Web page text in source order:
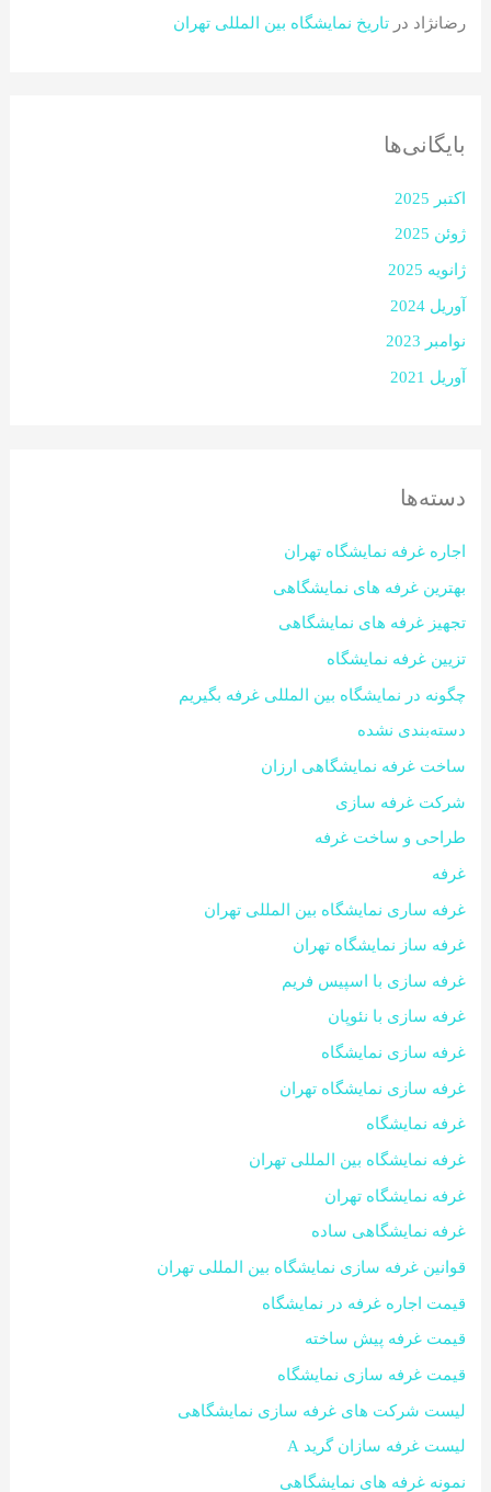
رضانژاد درتاریخ نمایشگاه بین المللی تهران
بایگانی‌ها
اکتبر 2025
ژوئن 2025
ژانویه 2025
آوریل 2024
نوامبر 2023
آوریل 2021
دسته‌ها
اجاره غرفه نمایشگاه تهران
بهترین غرفه های نمایشگاهی
تجهیز غرفه های نمایشگاهی
تزیین غرفه نمایشگاه
چگونه در نمایشگاه بین المللی غرفه بگیریم
دسته‌بندی نشده
ساخت غرفه نمایشگاهی ارزان
شرکت غرفه سازی
طراحی و ساخت غرفه
غرفه
غرفه ساری نمایشگاه بین المللی تهران
غرفه ساز نمایشگاه تهران
غرفه سازی با اسپیس فریم
غرفه سازی با نئوپان
غرفه سازی نمایشگاه
غرفه سازی نمایشگاه تهران
غرفه نمایشگاه
غرفه نمایشگاه بین المللی تهران
غرفه نمایشگاه تهران
غرفه نمایشگاهی ساده
قوانین غرفه سازی نمایشگاه بین المللی تهران
قیمت اجاره غرفه در نمایشگاه
قیمت غرفه پیش ساخته
قیمت غرفه سازی نمایشگاه
لیست شرکت های غرفه سازی نمایشگاهی
لیست غرفه سازان گرید A
نمونه غرفه های نمایشگاهی